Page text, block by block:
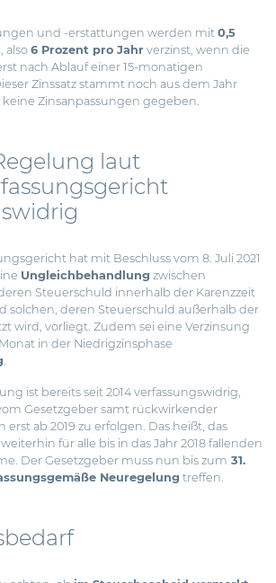
und -erstattungen werden mit 0,5
, also 6 Prozent pro Jahr verzinst, wenn die
nach Ablauf einer 15-monatigen
Zinssatz stammt noch aus dem Jahr
keine Zinsanpassungen gegeben.
laut
hat mit Beschluss vom 8. Juli 2021
Ungleichbehandlung zwischen
Steuerschuld innerhalb der Karenzzeit
solchen, deren Steuerschuld außerhalb der
wird, vorliegt. Zudem sei eine Verzinsung
in der Niedrigzinsphase
.
ist bereits seit 2014 verfassungswidrig,
Gesetzgeber samt rückwirkender
ab 2019 zu erfolgen. Das heißt, das
für alle bis in das Jahr 2018 fallenden
Der Gesetzgeber muss nun bis zum 31.
Neuregelung treffen.